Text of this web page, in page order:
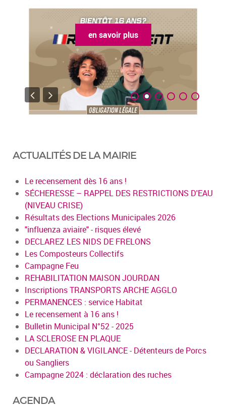
en savoir plus
ACTUALITÉS DE LA MAIRIE
Le recensement dès 16 ans !
SÉCHERESSE – RAPPEL DES RESTRICTIONS D'EAU
(NIVEAU CRISE)
Résultats des Elections Municipales 2026
"influenza aviaire" - risques élevé
DECLAREZ LES NIDS DE FRELONS
Les Composteurs Collectifs
Campagne Feu
REHABILITATION MAISON JOURDAN
Inscriptions TRANSPORTS ARCHE AGGLO
PERMANENCES : service Habitat
Le recensement à 16 ans !
Bulletin Municipal N°52 - 2025
LA SCLEROSE EN PLAQUE
DECLARATION & VIGILANCE - Détenteurs de Porcs
ou Sangliers
Campagne 2024 : déclaration des ruches
AGENDA